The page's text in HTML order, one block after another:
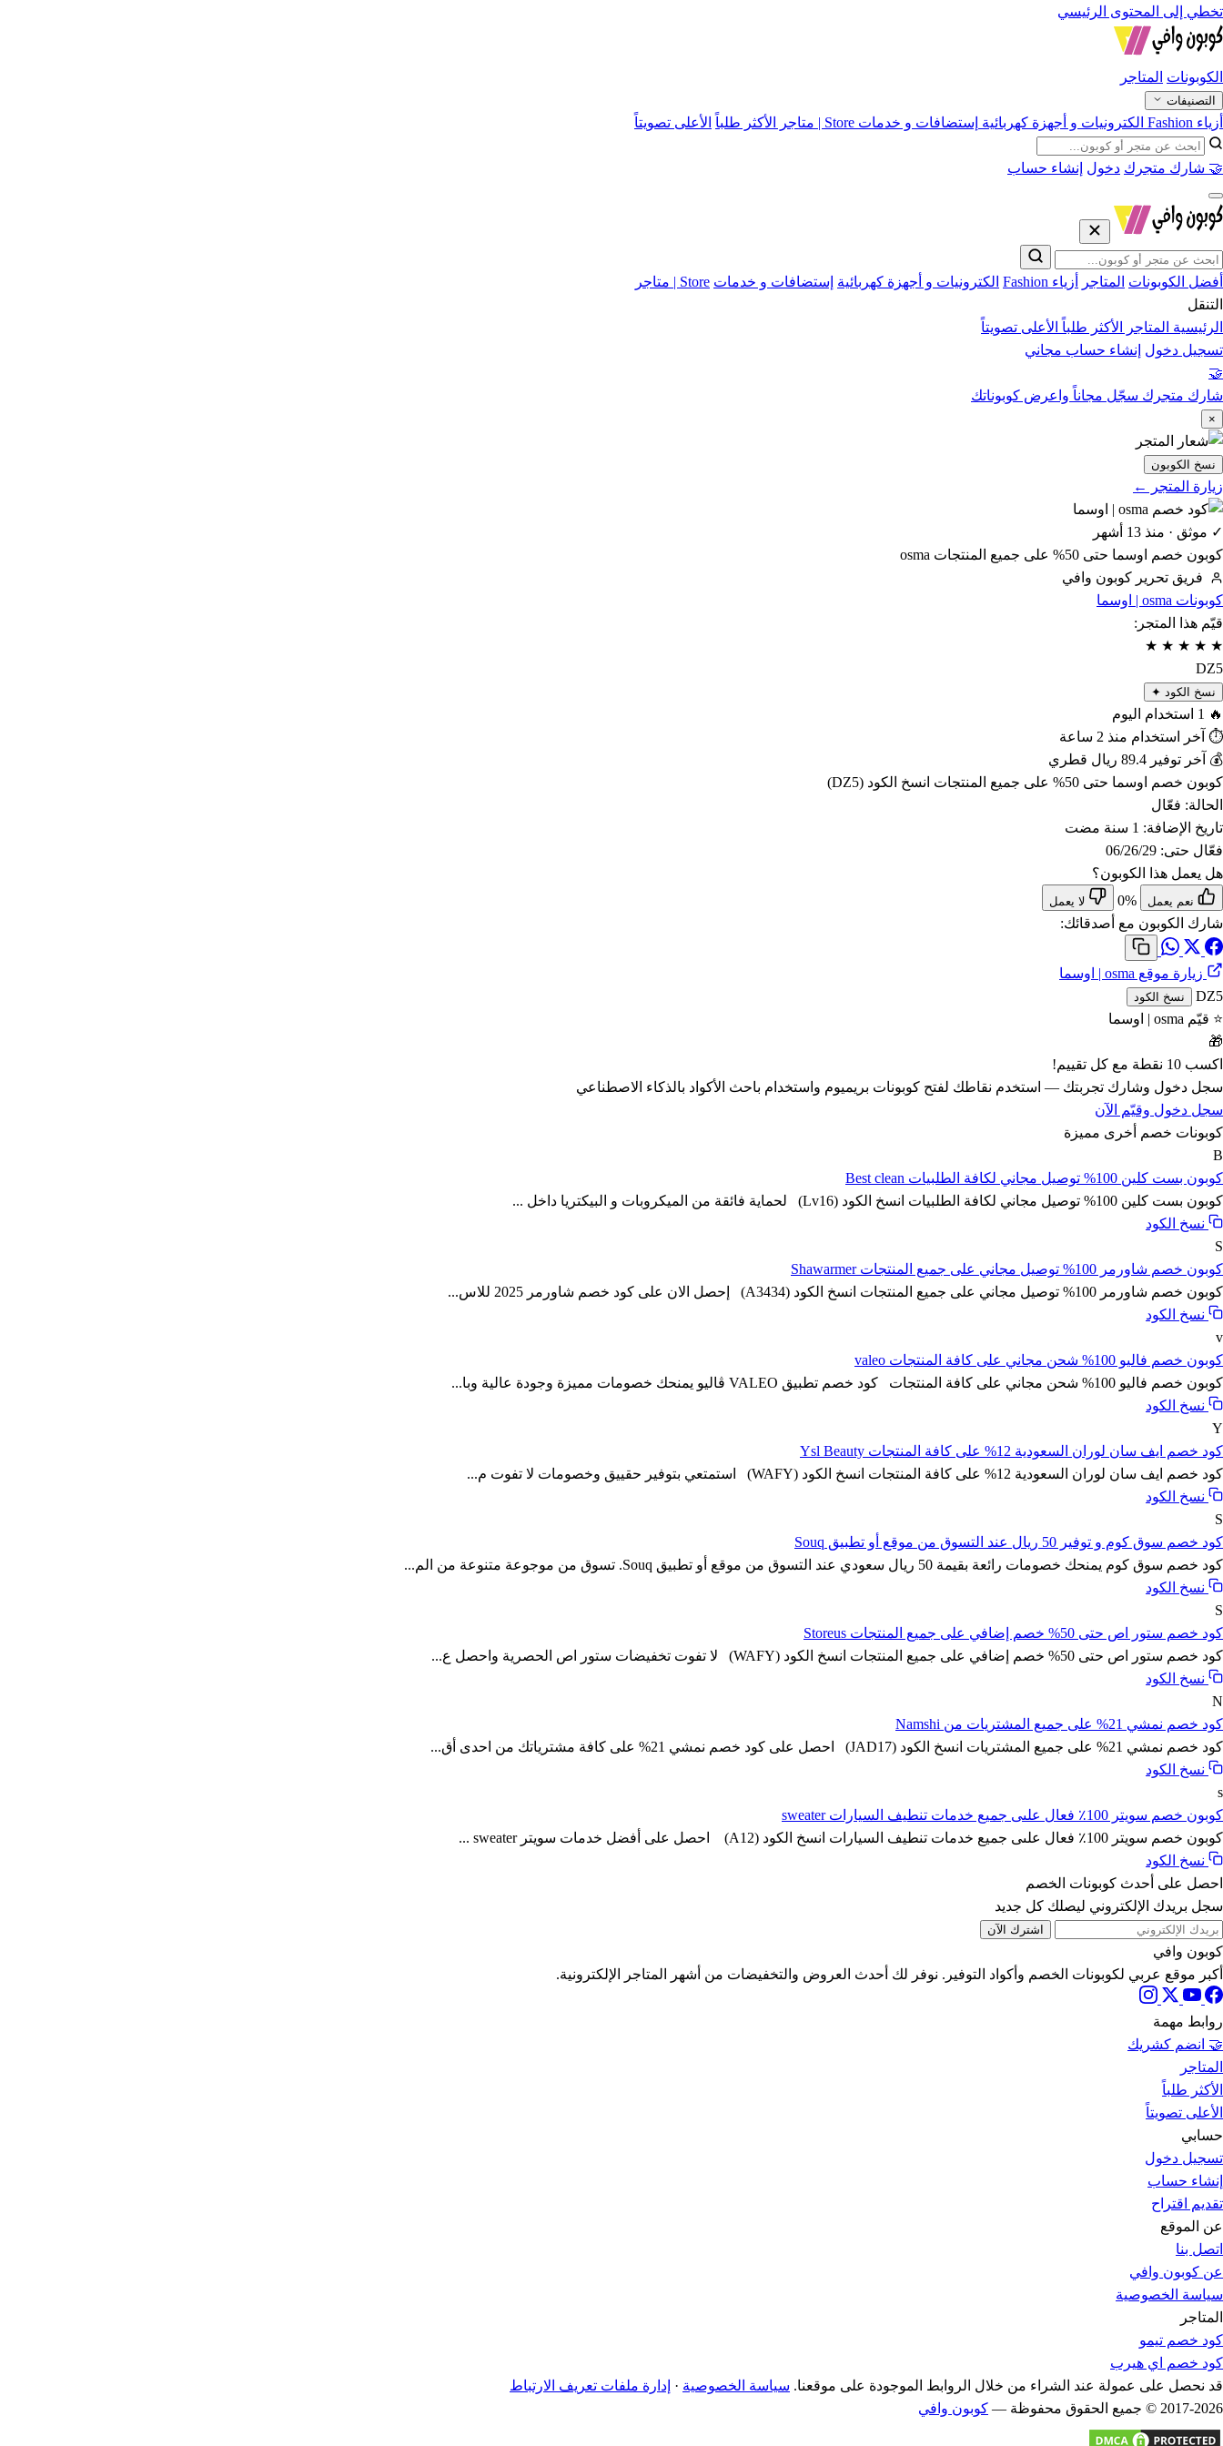
تخطي إلى المحتوى الرئيسي
الكوبونات المتاجر
التصنيفات
أزياء Fashion الكترونيات و أجهزة كهربائية إستضافات و خدمات Store | متاجر الأكثر طلباً الأعلى تصويتاً
🤝 شارك متجرك دخول إنشاء حساب
أفضل الكوبونات المتاجر أزياء Fashion الكترونيات و أجهزة كهربائية إستضافات و خدمات Store | متاجر
التنقل
الرئيسية المتاجر الأكثر طلباً الأعلى تصويتاً
تسجيل دخول إنشاء حساب مجاني
🤝
شارك متجرك سجّل مجاناً واعرض كوبوناتك
×
نسخ الكوبون
زيارة المتجر ←
✓ موثق · منذ 13 أشهر
كوبون خصم اوسما حتى 50% على جميع المنتجات osma
فريق تحرير كوبون وافي
كوبونات osma | اوسما
قيّم هذا المتجر:
★
★
★
★
★
DZ5
نسخ الكود ✦
🔥
1 استخدام اليوم
⏱ آخر استخدام منذ 2 ساعة
💰 آخر توفير 89.4 ريال قطري
كوبون خصم اوسما حتى 50% على جميع المنتجات انسخ الكود (DZ5)
الحالة: فعّال
تاريخ الإضافة: 1 سنة مضت
فعّال حتى: 06/26/29
هل يعمل هذا الكوبون؟
0%
شارك الكوبون مع أصدقائك:
زيارة موقع osma | اوسما
DZ5
نسخ الكود
⭐ قيّم osma | اوسما
🎁
اكسب 10 نقطة
مع كل تقييم!
سجل دخول وشارك تجربتك — استخدم نقاطك لفتح كوبونات بريميوم واستخدام باحث الأكواد بالذكاء الاصطناعي
سجل دخول وقيّم الآن
كوبونات خصم أخرى مميزة
B
كوبون بست كلين 100% توصيل مجاني لكافة الطلبيات Best clean
كوبون بست كلين 100% توصيل مجاني لكافة الطلبيات انسخ الكود (Lv16) لحماية فائقة من الميكروبات و البيكتريا داخل ...
نسخ الكود
S
كوبون خصم شاورمر 100% توصيل مجاني على جميع المنتجات Shawarmer
كوبون خصم شاورمر 100% توصيل مجاني على جميع المنتجات انسخ الكود (A3434) إحصل الان على كود خصم شاورمر 2025 للاس...
نسخ الكود
v
كوبون خصم فاليو 100% شحن مجاني على كافة المنتجات valeo
كوبون خصم فاليو 100% شحن مجاني على كافة المنتجات كود خصم تطبيق VALEO ڤاليو يمنحك خصومات مميزة وجودة عالية وبا...
نسخ الكود
Y
كود خصم ايف سان لوران السعودية 12% على كافة المنتجات Ysl Beauty
كود خصم ايف سان لوران السعودية 12% على كافة المنتجات انسخ الكود (WAFY) استمتعي بتوفير حقييق وخصومات لا تفوت م...
نسخ الكود
S
كود خصم سوق كوم و توفير 50 ريال عند التسوق من موقع أو تطبيق Souq
كود خصم سوق كوم يمنحك خصومات رائعة بقيمة 50 ريال سعودي عند التسوق من موقع أو تطبيق Souq. تسوق من موجوعة متنوعة من الم...
نسخ الكود
S
كود خصم ستور اص حتى 50% خصم إضافي على جميع المنتجات Storeus
كود خصم ستور اص حتى 50% خصم إضافي على جميع المنتجات انسخ الكود (WAFY) لا تفوت تخفيضات ستور اص الحصرية واحصل ع...
نسخ الكود
N
كود خصم نمشي 21% على جميع المشتريات من Namshi
كود خصم نمشي 21% على جميع المشتريات انسخ الكود (JAD17) احصل على كود خصم نمشي 21% على كافة مشترياتك من احدى أق...
نسخ الكود
s
كوبون خصم سويتر 100٪ فعال علىى جميع خدمات تنطيف السيارات sweater
كوبون خصم سويتر 100٪ فعال علىى جميع خدمات تنطيف السيارات انسخ الكود (A12) احصل على أفضل خدمات سويتر sweater ...
نسخ الكود
احصل على أحدث كوبونات الخصم
سجل بريدك الإلكتروني ليصلك كل جديد
اشترك الآن
كوبون وافي
أكبر موقع عربي لكوبونات الخصم وأكواد التوفير. نوفر لك أحدث العروض والتخفيضات من أشهر المتاجر الإلكترونية.
روابط مهمة
🤝 انضم كشريك
المتاجر
الأكثر طلباً
الأعلى تصويتاً
حسابي
تسجيل دخول
إنشاء حساب
تقديم اقتراح
عن الموقع
اتصل بنا
عن كوبون وافي
سياسة الخصوصية
المتاجر
كود خصم تيمو
كود خصم اي هيرب
قد نحصل على عمولة عند الشراء من خلال الروابط الموجودة على موقعنا. سياسة الخصوصية · إدارة ملفات تعريف الارتباط
2017-2026 © جميع الحقوق محفوظة —
كوبون وافي